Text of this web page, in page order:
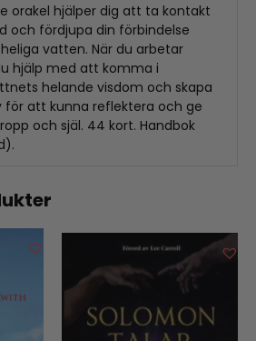
orakel hjälper dig att ta kontakt
och fördjupa din förbindelse
vatten. När du arbetar
hjälp med att komma i
helande visdom och skapa
att kunna reflektera och ge
och själ. 44 kort. Handbok